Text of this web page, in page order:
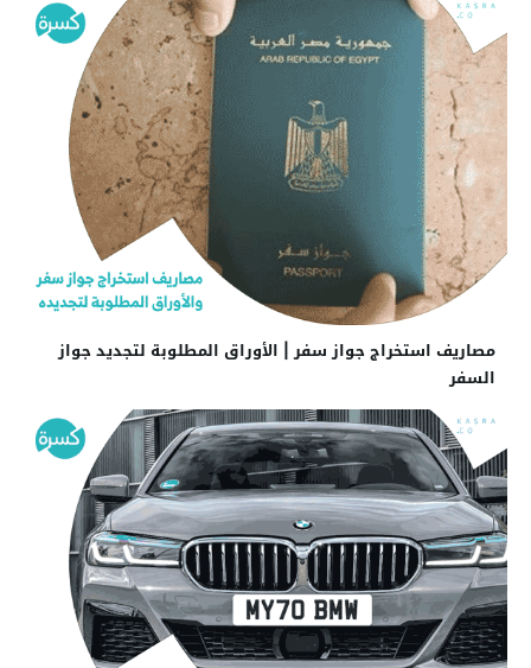
مصاريف استخراج جواز سفر | الأوراق المطلوبة لتجديد جواز
السفر